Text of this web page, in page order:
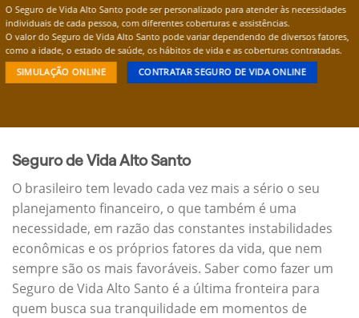
O Seguro de Vida Alto Santo pode ser personalizado para atender às necessidades
individuais de cada pessoa, com diferentes coberturas e assistências.
O valor do Seguro de Vida Alto Santo pode variar dependendo de diversos fatores,
como a idade, o estado de saúde, os hábitos de vida e as coberturas contratadas.
SIMULAÇÃO ONLINE CONTRATAR SEGURO DE VIDA ONLINE
Seguro de Vida Alto Santo
O brasileiro tem levado cada vez mais a sério o seu
planejamento financeiro, o que também é uma
necessidade, em razão das constantes instabilidades
econômicas e os próprios fatores da vida, que nem
sempre são os mais favoráveis. Saber como fazer um
Seguro de Vida Alto Santo é a última fronteira para
quem busca sua tranquilidade em momentos de